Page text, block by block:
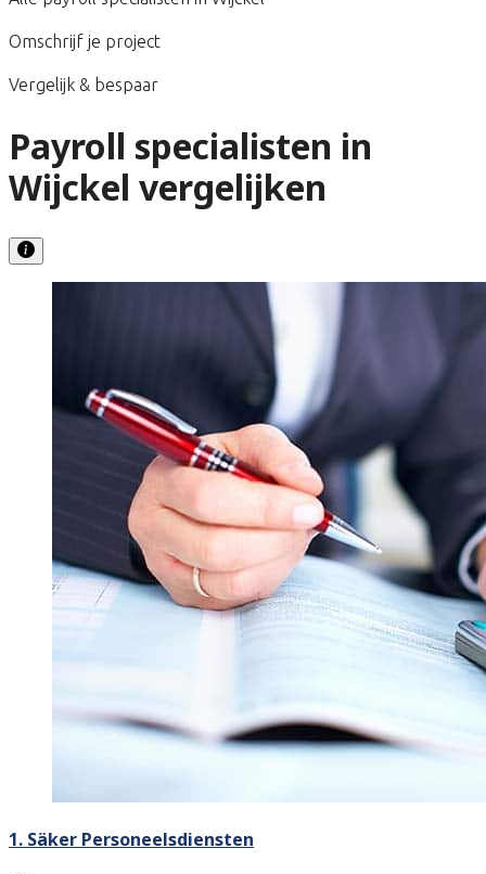
Omschrijf je project
Vergelijk & bespaar
Payroll specialisten in
Wijckel vergelijken
1. Säker Personeelsdiensten